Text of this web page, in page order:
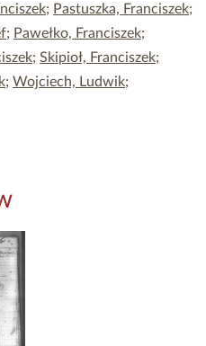
; Pastuszka, Franciszek;
; Pawełko, Franciszek;
; Skipioł, Franciszek;
; Wojciech, Ludwik;